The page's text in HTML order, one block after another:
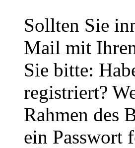
Sollten Sie
Mail mit
Sie bitte:
registriert?
Rahmen des
ein Passwort